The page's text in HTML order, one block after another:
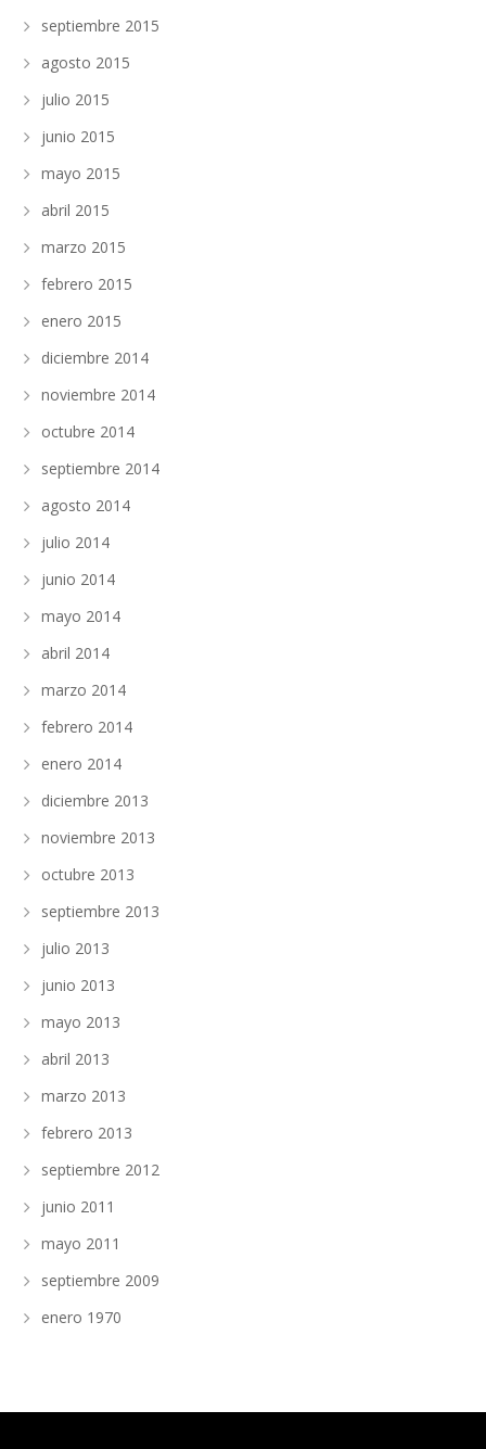
septiembre 2015
agosto 2015
julio 2015
junio 2015
mayo 2015
abril 2015
marzo 2015
febrero 2015
enero 2015
diciembre 2014
noviembre 2014
octubre 2014
septiembre 2014
agosto 2014
julio 2014
junio 2014
mayo 2014
abril 2014
marzo 2014
febrero 2014
enero 2014
diciembre 2013
noviembre 2013
octubre 2013
septiembre 2013
julio 2013
junio 2013
mayo 2013
abril 2013
marzo 2013
febrero 2013
septiembre 2012
junio 2011
mayo 2011
septiembre 2009
enero 1970